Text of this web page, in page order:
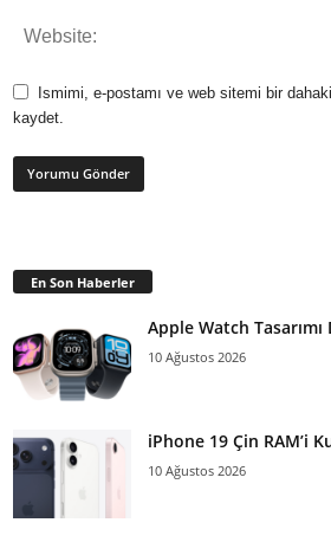
Ismimi, e-postamı ve web sitemi bir
kaydet.
En Son Haberler
Apple Watch
10 Ağustos 2026
iPhone 19 Çin RAM’i
10 Ağustos 2026